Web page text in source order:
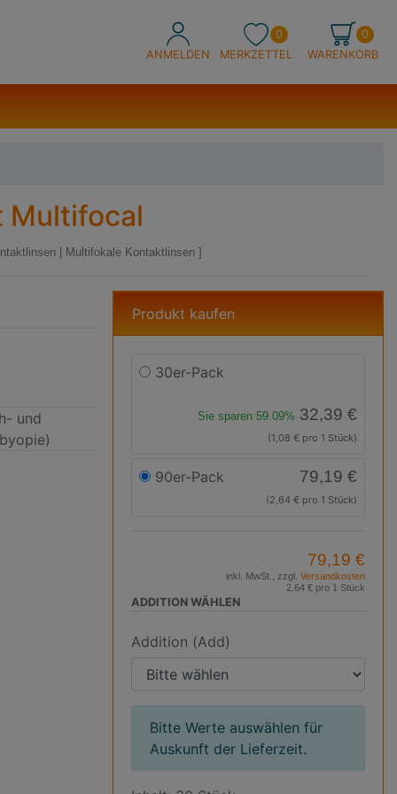
ANMELDEN
0
MERKZETTEL
0
WARENKORB
Multifocal
Multifokale Kontaktlinsen
und
Produkt kaufen
30er-Pack
Sie sparen 59.09% 32,39 €
(1,08 € pro 1 Stück)
90er-Pack 79,19 €
(2,64 € pro 1 Stück)
79,19 €
inkl. MwSt., zzgl. Versandkosten
2,64 € pro 1 Stück
ADDITION WÄHLEN
Addition (Add)
Bitte Werte auswählen für
Auskunft der Lieferzeit.